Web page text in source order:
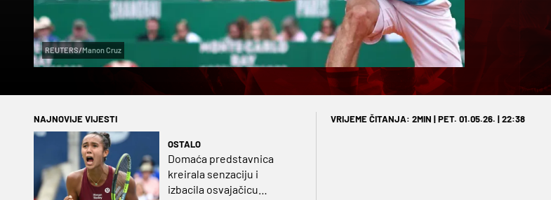
REUTERS/Manon Cruz
NAJNOVIJE VIJESTI
OSTALO
Domaća predstavnica
kreirala senzaciju i
izbacila osvajačicu
VRIJEME ČITANJA: 2MIN | PET. 01.05.26. | 22:38